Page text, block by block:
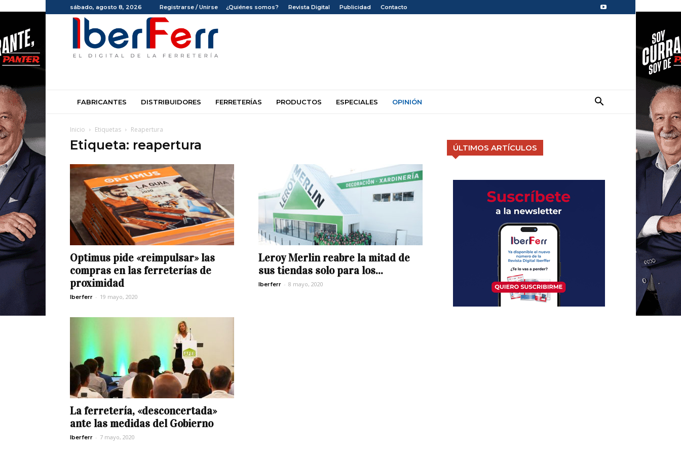
sábado, agosto 8, 2026 Registrarse / Unirse ¿Quiénes somos? Revista Digital Publicidad Contacto
Iberferr
FABRICANTES DISTRIBUIDORES FERRETERÍAS PRODUCTOS ESPECIALES OPINIÓN
Inicio Etiquetas Reapertura
Etiqueta: reapertura
Optimus pide «reimpulsar» las
compras en las ferreterías de
proximidad
Iberferr - 19 mayo, 2020
Leroy Merlin reabre la mitad de
sus tiendas solo para los...
Iberferr - 8 mayo, 2020
La ferretería, «desconcertada»
ante las medidas del Gobierno
Iberferr - 7 mayo, 2020
ÚLTIMOS ARTÍCULOS